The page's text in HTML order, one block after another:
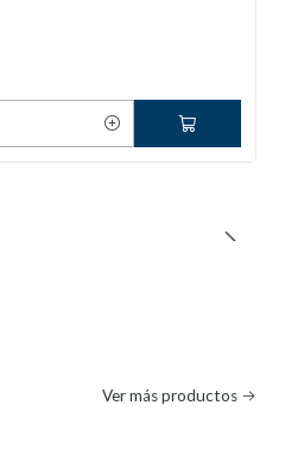
Ver más productos